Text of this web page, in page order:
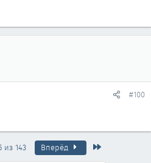
#100
из 143 Вперёд